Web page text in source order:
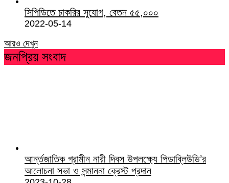
সিপিডিতে চাকরির সুযোগ, বেতন ৫৫,০০০
2022-05-14
আরও দেখুন
জনপ্রিয় সংবাদ
আর্ন্তজাতিক গ্রামীন নারী দিবস উপলক্ষ্যে পিডাব্লিউডি’র
আলোচনা সভা ও সন্মাননা ক্রেস্ট প্রদান